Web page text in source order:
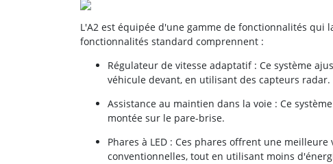
L'A2 est équipée d'une gamme de fonctionnalités
fonctionnalités standard comprennent :
Régulateur de vitesse adaptatif : Ce système
véhicule devant, en utilisant des capteurs radar.
Assistance au maintien dans la voie : Ce
montée sur le pare-brise.
Phares à LED : Ces phares offrent une
conventionnelles, tout en utilisant moins